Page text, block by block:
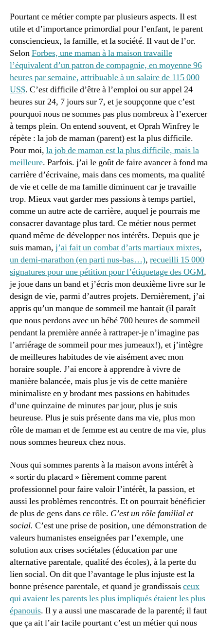
Pourtant ce métier compte par plusieurs aspects. Il est
utile et d’importance primordial pour l’enfant, le parent
consciencieux, la famille, et la société. Il vaut de l’or.
SelonForbes, une maman à la maison travaille
l’équivalent d’un patron de compagnie, en moyenne 96
heures par semaine, attribuable à un salaire de 115 000
US$. C’est difficile d’être à l’emploi ou sur appel 24
heures sur 24, 7 jours sur 7, et je soupçonne que c’est
pourquoi nous ne sommes pas plus nombreux à l’exercer
à temps plein. On entend souvent, et Oprah Winfrey le
répète : la job de maman (parent) est la plus difficile.
Pour moi, la job de maman est la plus difficile, mais la
meilleure. Parfois. j’ai le goût de faire avancer à fond ma
carrière d’écrivaine, mais dans ces moments, ma qualité
de vie et celle de ma famille diminuent car je travaille
trop. Mieux vaut garder mes passions à temps partiel,
comme un autre acte de carrière, auquel je pourrais me
consacrer davantage plus tard. Ce métier nous permet
quand même de développer nos intérêts. Depuis que je
suis maman, j’ai fait un combat d’arts martiaux mixtes,
un demi-marathon (en parti nus-bas…), recueilli 15 000
signatures pour une pétition pour l’étiquetage des OGM,
je joue dans un band et j’écris mon deuxième livre sur le
design de vie, parmi d’autres projets. Dernièrement, j’ai
appris qu’un manque de sommeil me hantait (il paraît
que nous perdons avec un bébé 700 heures de sommeil
pendant la première année à rattraper-je n’imagine pas
l’arriérage de sommeil pour mes jumeaux!), et j’intègre
de meilleures habitudes de vie aisément avec mon
horaire souple. J’ai encore à apprendre à vivre de
manière balancée, mais plus je vis de cette manière
minimaliste en y brodant mes passions en habitudes
d’une quinzaine de minutes par jour, plus je suis
heureuse. Plus je suis présente dans ma vie, plus mon
rôle de maman et de femme est au centre de ma vie, plus
nous sommes heureux chez nous.
Nous qui sommes parents à la maison avons intérêt à
« sortir du placard » fièrement comme parent
professionnel pour faire valoir l’intérêt, la passion, et
aussi les problèmes rencontrés. Et on pourrait bénéficier
de plus de gens dans ce rôle. C’est un rôle familial et
social. C’est une prise de position, une démonstration de
valeurs humanistes enseignées par l’exemple, une
solution aux crises sociétales (éducation par une
alternative parentale, qualité des écoles), à la perte du
lien social. On dit que l’avantage le plus injuste est la
bonne présence parentale, et quand je grandissaisceux
qui avaient les parents les plus impliqués étaient les plus
épanouis. Il y a aussi une mascarade de la parenté; il faut
que ça ait l’air facile pourtant c’est un métier qui nous